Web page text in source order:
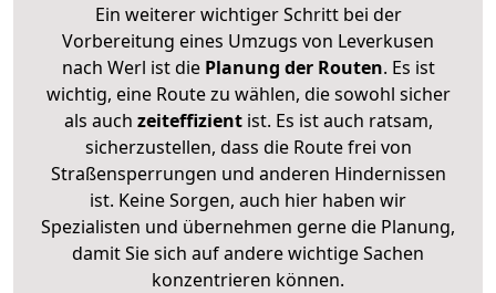
Ein weiterer wichtiger Schritt bei der
Vorbereitung eines Umzugs von Leverkusen
nach Werl ist diePlanung der Routen. Es ist
wichtig, eine Route zu wählen, die sowohl sicher
als auch zeiteffizientist. Es ist auch ratsam,
sicherzustellen, dass die Route frei von
Straßensperrungen und anderen Hindernissen
ist. Keine Sorgen, auch hier haben wir
Spezialisten und übernehmen gerne die Planung,
damit Sie sich auf andere wichtige Sachen
konzentrieren können.